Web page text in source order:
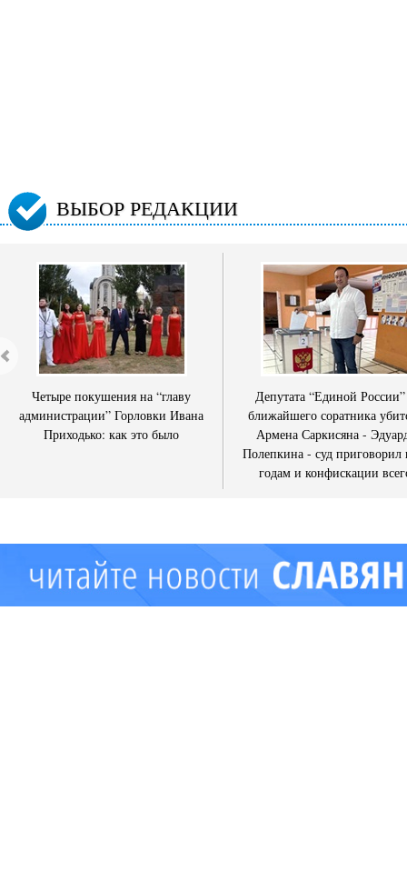
ВЫБОР РЕДАКЦИИ
Четыре покушения на “главу
администрации” Горловки Ивана
Приходько: как это было
Депутата “Единой
ближайшего соратника
Армена Саркисяна -
Полепкина - суд приговорил
годам и конфискации